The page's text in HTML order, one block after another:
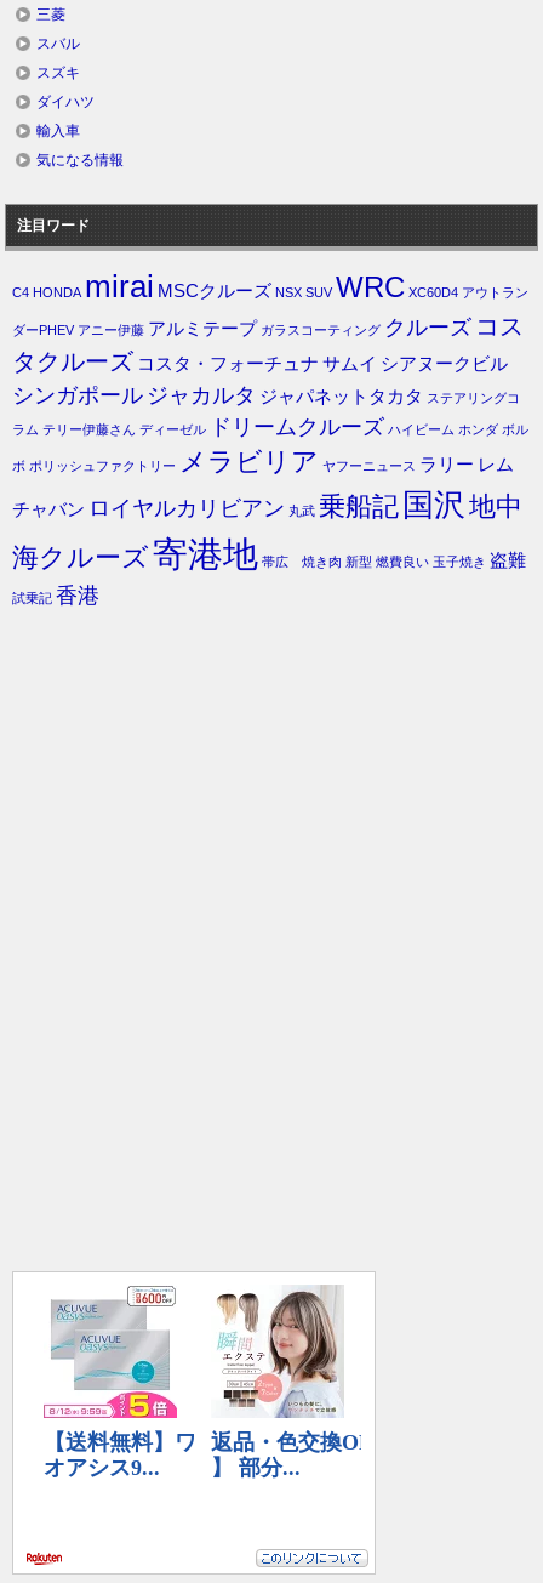
三菱
スバル
スズキ
ダイハツ
輸入車
気になる情報
注目ワード
C4 HONDA mirai MSCクルーズ NSX SUV WRC XC60D4 アウトラン
ダーPHEV アニー伊藤 アルミテープ ガラスコーティング クルーズ コス
タクルーズ コスタ・フォーチュナ サムイ シアヌークビル
シンガポール ジャカルタ ジャパネットタカタ ステアリングコ
ラム テリー伊藤さん ディーゼル ドリームクルーズ ハイビーム ホンダ ボル
ボ ポリッシュファクトリー メラビリア ヤフーニュース ラリー レム
チャバン ロイヤルカリビアン 丸武 乗船記 国沢 地中
海クルーズ寄港地 帯広 焼き肉 新型 燃費良い 玉子焼き 盗難
試乗記 香港